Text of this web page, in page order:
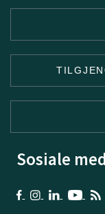
Sosiale